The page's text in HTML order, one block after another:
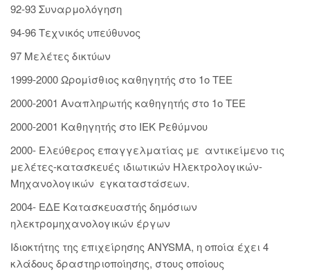
92-93 Συναρμολόγηση
94-96 Τεχνικός υπεύθυνος
97 Μελέτες δικτύων
1999-2000 Ωρομίσθιος καθηγητής στο 1ο ΤΕΕ
2000-2001 Αναπληρωτής καθηγητής στο 1ο ΤΕΕ
2000-2001 Καθηγητής στο ΙΕΚ Ρεθύμνου
2000- Ελεύθερος επαγγελματίας με αντικείμενο τις
μελέτες-κατασκευές ιδιωτικών Ηλεκτρολογικών-
Μηχανολογικών εγκαταστάσεων.
2004- ΕΔΕ Κατασκευαστής δημόσιων
ηλεκτρομηχανολογικών έργων
Ιδιοκτήτης της επιχείρησης ANYSMA, η οποία έχει 4
κλάδους δραστηριοποίησης, στους οποίους